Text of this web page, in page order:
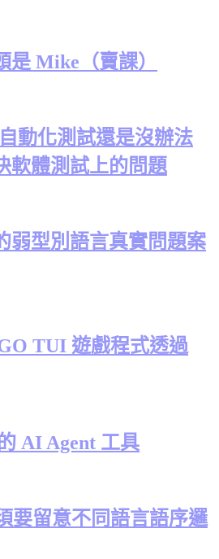
是 Mike（賣課）
動化測試還是沒辦法
軟體測試上的問題
弱型別語言真實問題案
TUI 遊戲程式透過
AI Agent 工具
要留意不同語言語序邏